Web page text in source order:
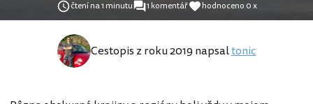
čtení na 1 minutu 1 komentář hodnoceno 0 x
Cestopis z roku 2019 napsaltonic